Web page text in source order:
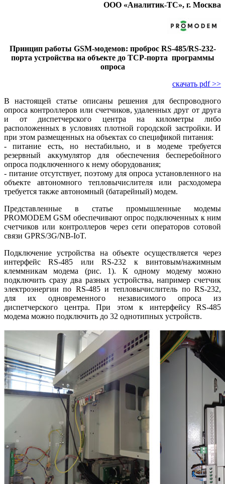
ООО «Аналитик-ТС», г. Москва
Принцип работы GSM-модемов: проброс RS‑485/RS‑232-
порта устройства на объекте до ТСР-порта программы
опроса
скачать pdf >>
В настоящей статье описаны решения для беспроводного
опроса контроллеров или счетчиков, удаленных друг от друга
и от диспетчерского центра на километры ли­бо
расположенных в условиях плотной городской застройки. И
при этом размещенных на объектах со спецификой питания:
- питание есть, но нестабильно, и в модеме требуется
резервный аккумулятор для обеспечения бесперебойного
опроса подключенного к не­му оборудования;
- питание отсутствует, поэтому для опроса установленного на
объекте автономного тепловычислителя или расходомера
требуется также автономный (батарейный) модем.
Представленные в статье промышленные модемы
PROMODEM GSM обеспечивают опрос подключенных к ним
счетчиков или контроллеров через сети операторов сотовой
связи GPRS/3G/NB-IoT.
Подключение устройства на объекте осуществляется через
интерфейс RS‑485 или RS‑232 к винтовым/нажимным
клеммникам модема (рис. 1). К одному модему можно
подключить сразу два разных устройства, например счетчик
электроэнергии по RS‑485 и тепловычислитель по RS‑232,
для их одновременного независимого опроса из
диспетчерского центра. При этом к интерфейсу RS‑485
модема можно подключить до 32 однотипных устройств.